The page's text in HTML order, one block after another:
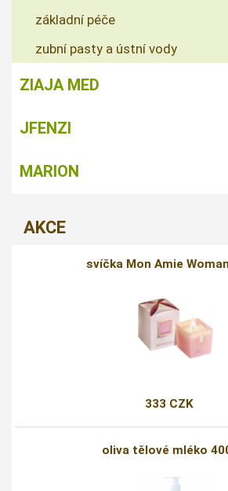
základní péče
zubní pasty a ústní vody
ZIAJA MED
JFENZI
MARION
AKCE
svíčka Mon Amie
333 CZK
oliva tělové mléko